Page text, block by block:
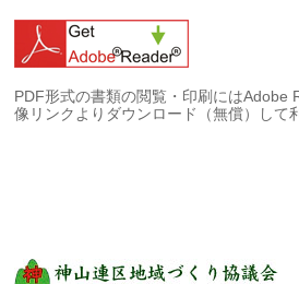
PDF形式の書類の閲覧・印刷にはAdobe
像リンクよりダウンロード（無償）して